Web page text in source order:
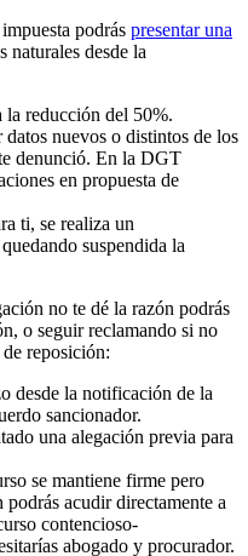
podrás presentar una
naturales desde la
la reducción del 50%.
nuevos o distintos de los
denunció. En la DGT
en propuesta de
ti, se realiza un
suspendida la
no te dé la razón podrás
o seguir reclamando si no
reposición:
desde la notificación de la
sancionador.
una alegación previa para
se mantiene firme pero
podrás acudir directamente a
contencioso-
abogado y procurador.